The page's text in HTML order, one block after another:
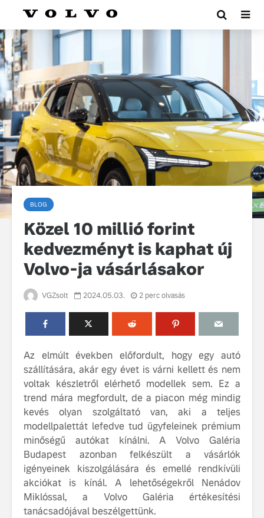
BLOG
Közel 10 millió forint
kedvezményt is kaphat új
Volvo-ja vásárlásakor
VGZsolt 2024.05.03. 2 perc olvasás
Az elmúlt években előfordult, hogy egy autó
szállítására, akár egy évet is várni kellett és nem
voltak készletről elérhető modellek sem. Ez a
trend mára megfordult, de a piacon még mindig
kevés olyan szolgáltató van, aki a teljes
modellpalettát lefedve tud ügyfeleinek prémium
minőségű autókat kínálni. A Volvo Galéria
Budapest azonban felkészült a vásárlók
igényeinek kiszolgálására és emellé rendkívüli
akciókat is kínál. A lehetőségekről Nenádov
Miklóssal, a Volvo Galéria értékesítési
tanácsadójával beszélgettünk.
Volvo élmények a
Lajvér Pikniken
Milliók számára lett
elérhető a Volvo
Car UX élmény
Az új Volvo EX60 új
szintre emeli a
fenntarthatóságot
A Volvo
bemutatja
gondosan
amelynek
Az autó,